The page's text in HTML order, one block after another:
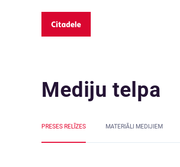
Mediju telpa
PRESES RELĪZES MATERIĀLI MEDIJIEM